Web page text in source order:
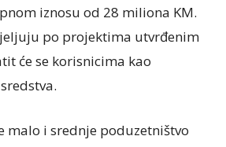
iznosu od 28 miliona KM.
po projektima utvrđenim
će se korisnicima kao
malo i srednje poduzetništvo